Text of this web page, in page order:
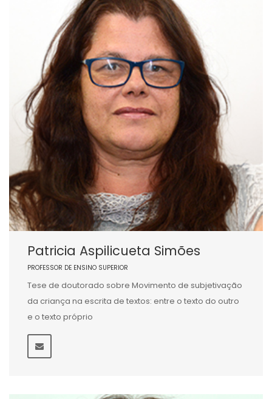
Patricia Aspilicueta Simões
PROFESSOR DE ENSINO SUPERIOR
Tese de doutorado sobre Movimento de subjetivação
da criança na escrita de textos: entre o texto do outro
e o texto próprio